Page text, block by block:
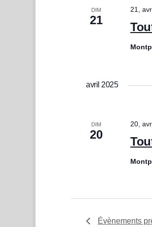
DIM
21
21,
avril 2025
DIM
20
20,
Évènements